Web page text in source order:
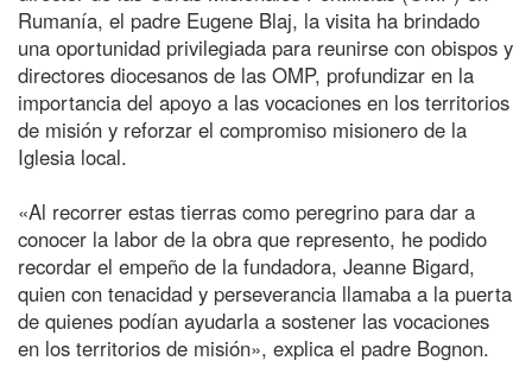
Rumanía, el padre Eugene Blaj, la visita ha brindado
una oportunidad privilegiada para reunirse con obispos y
directores diocesanos de las OMP, profundizar en la
importancia del apoyo a las vocaciones en los territorios
de misión y reforzar el compromiso misionero de la
Iglesia local.
«Al recorrer estas tierras como peregrino para dar a
conocer la labor de la obra que represento, he podido
recordar el empeño de la fundadora, Jeanne Bigard,
quien con tenacidad y perseverancia llamaba a la puerta
de quienes podían ayudarla a sostener las vocaciones
en los territorios de misión», explica el padre Bognon.